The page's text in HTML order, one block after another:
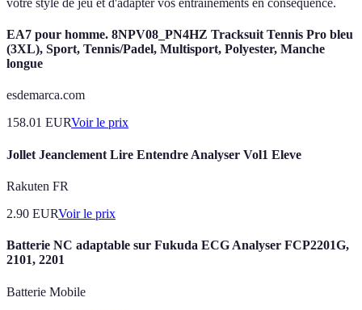
votre style de jeu et d'adapter vos entraînements en conséquence.
EA7 pour homme. 8NPV08_PN4HZ Tracksuit Tennis Pro bleu
(3XL), Sport, Tennis/Padel, Multisport, Polyester, Manche
longue
esdemarca.com
158.01 EURVoir le prix
Jollet Jeanclement Lire Entendre Analyser Vol1 Eleve
Rakuten FR
2.90 EURVoir le prix
Batterie NC adaptable sur Fukuda ECG Analyser FCP2201G,
2101, 2201
Batterie Mobile